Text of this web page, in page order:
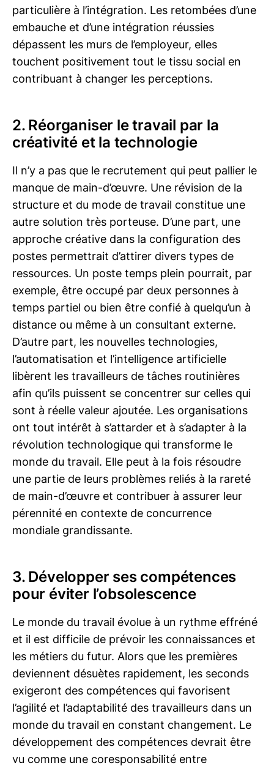
particulière à l’intégration. Les retombées d’une
embauche et d’une intégration réussies
dépassent les murs de l’employeur, elles
touchent positivement tout le tissu social en
contribuant à changer les perceptions.
2. Réorganiser le travail par la
créativité et la technologie
Il n’y a pas que le recrutement qui peut pallier le
manque de main-d’œuvre. Une révision de la
structure et du mode de travail constitue une
autre solution très porteuse. D’une part, une
approche créative dans la configuration des
postes permettrait d’attirer divers types de
ressources. Un poste temps plein pourrait, par
exemple, être occupé par deux personnes à
temps partiel ou bien être confié à quelqu’un à
distance ou même à un consultant externe.
D’autre part, les nouvelles technologies,
l’automatisation et l’intelligence artificielle
libèrent les travailleurs de tâches routinières
afin qu’ils puissent se concentrer sur celles qui
sont à réelle valeur ajoutée. Les organisations
ont tout intérêt à s’attarder et à s’adapter à la
révolution technologique qui transforme le
monde du travail. Elle peut à la fois résoudre
une partie de leurs problèmes reliés à la rareté
de main-d’œuvre et contribuer à assurer leur
pérennité en contexte de concurrence
mondiale grandissante.
3. Développer ses compétences
pour éviter l’obsolescence
Le monde du travail évolue à un rythme effréné
et il est difficile de prévoir les connaissances et
les métiers du futur. Alors que les premières
deviennent désuètes rapidement, les seconds
exigeront des compétences qui favorisent
l’agilité et l’adaptabilité des travailleurs dans un
monde du travail en constant changement. Le
développement des compétences devrait être
vu comme une coresponsabilité entre